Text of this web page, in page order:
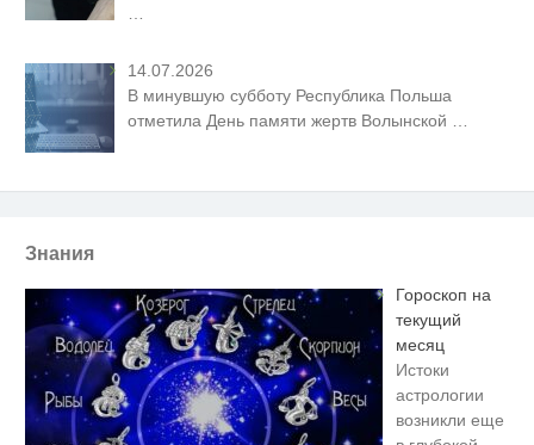
14.07.2026
В минувшую субботу Республика Польша
отметила День памяти жертв Волынской
Знания
Гороскоп на
текущий
месяц
Истоки
астрологии
возникли еще